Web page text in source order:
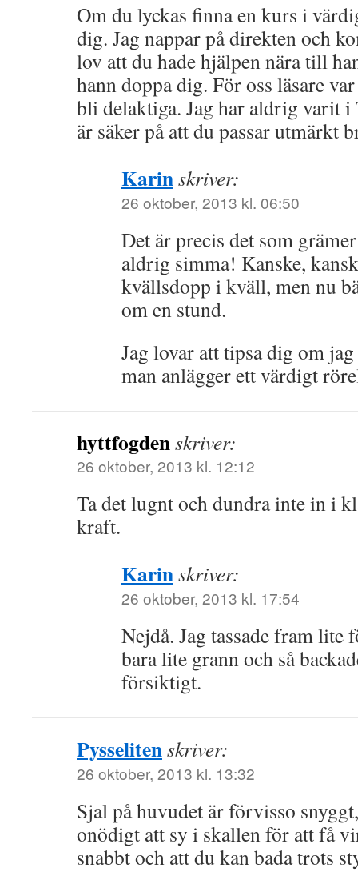
Om du lyckas finna en kurs i
dig. Jag nappar på direkten och
lov att du hade hjälpen nära till
hann doppa dig. För oss läsare
bli delaktiga. Jag har aldrig varit
är säker på att du passar utmärkt
Karinskriver:
26 oktober, 2013 kl. 06:50
Det är precis det som
aldrig simma! Kanske,
kvällsdopp i kväll, men nu
om en stund.
Jag lovar att tipsa dig om
man anlägger ett värdigt
hyttfogdenskriver:
26 oktober, 2013 kl. 12:12
Ta det lugnt och dundra inte in i
kraft.
Karinskriver:
26 oktober, 2013 kl. 17:54
Nejdå. Jag tassade fram lite
bara lite grann och så
försiktigt.
Pysselitenskriver:
26 oktober, 2013 kl. 13:32
Sjal på huvudet är förvisso
onödigt att sy i skallen för att få
snabbt och att du kan bada trots